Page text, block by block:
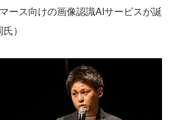
ース向けの画像認識AIサービスが誕
）